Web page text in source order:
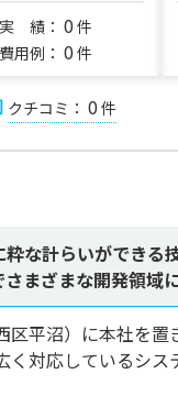
実 績： 0 件
費用例： 0 件
クチコミ： 0 件
な計らいができ
まざまな開発領域
平沼）に本社を
対応しているシス